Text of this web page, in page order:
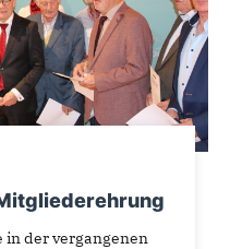
in der vergangenen